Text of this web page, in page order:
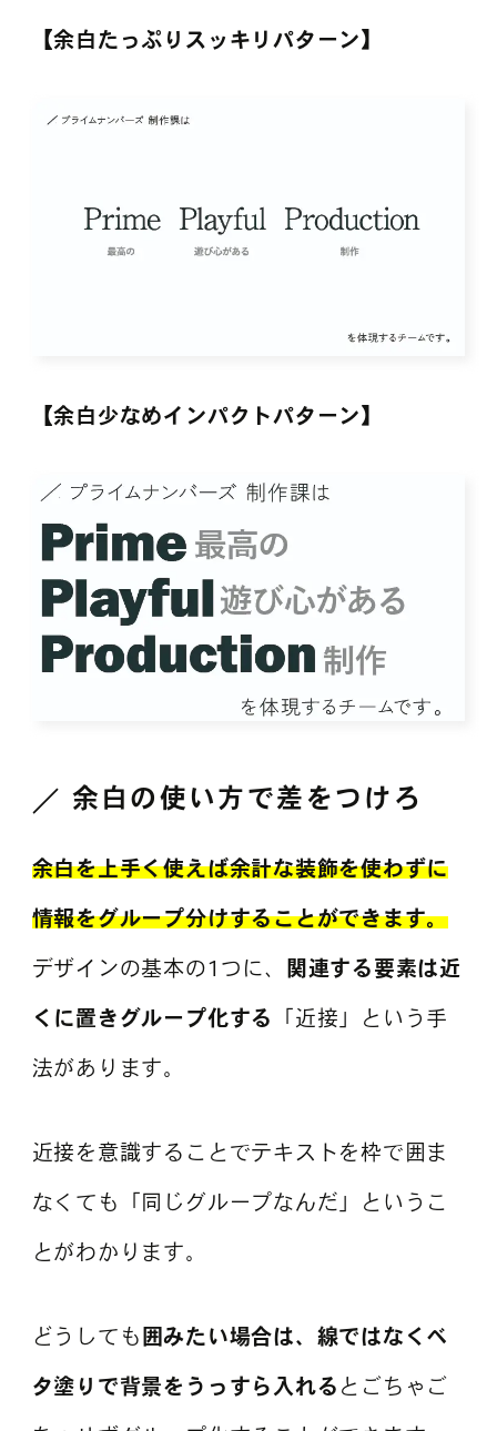
【余白たっぷりスッキリパターン】
【余白少なめインパクトパターン】
余白の使い方で差をつけろ
余白を上手く使えば余計な装飾を使わずに
情報をグループ分けすることができます。
デザインの基本の1つに、 関連する要素は近
くに置きグループ化する 「近接」という手
法があります。
近接を意識することでテキストを枠で囲ま
なくても「同じグループなんだ」というこ
とがわかります。
どうしても 囲みたい場合は、線ではなくベ
タ塗りで背景をうっすら入れる とごちゃご